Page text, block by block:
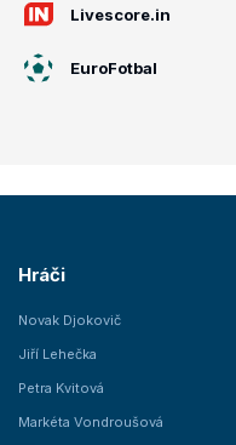
Livescore.in
EuroFotbal
Hráči
Novak Djokovič
Jiří Lehečka
Petra Kvitová
Markéta Vondroušová